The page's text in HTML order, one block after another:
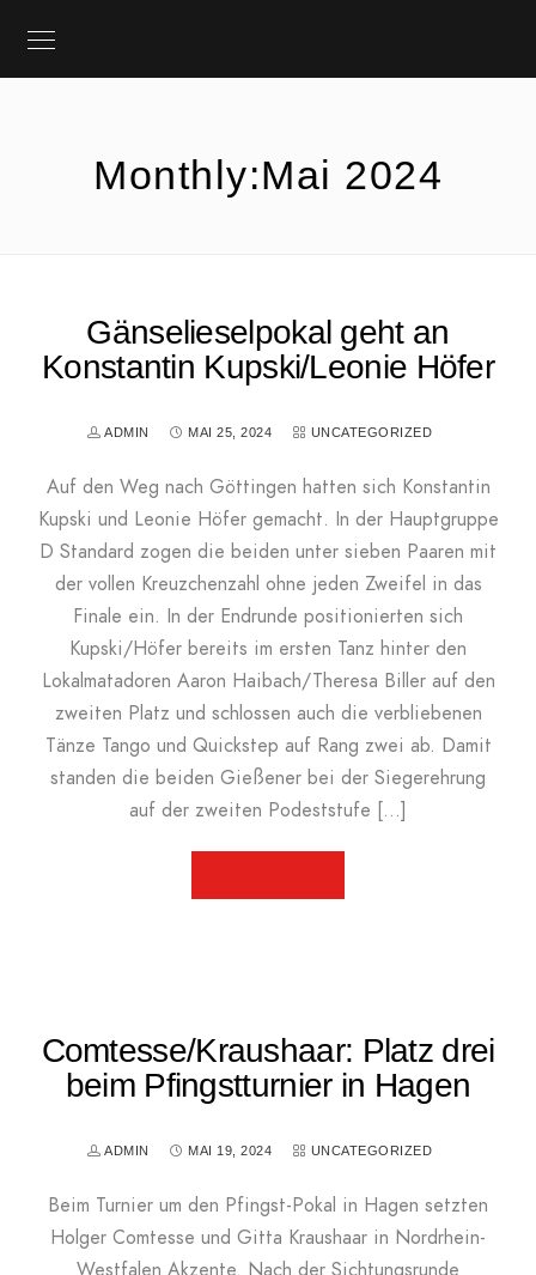
Monthly:Mai 2024
Gänselieselpokal geht an
Konstantin Kupski/Leonie Höfer
ADMIN MAI 25, 2024 UNCATEGORIZED
Auf den Weg nach Göttingen hatten sich Konstantin
Kupski und Leonie Höfer gemacht. In der Hauptgruppe
D Standard zogen die beiden unter sieben Paaren mit
der vollen Kreuzchenzahl ohne jeden Zweifel in das
Finale ein. In der Endrunde positionierten sich
Kupski/Höfer bereits im ersten Tanz hinter den
Lokalmatadoren Aaron Haibach/Theresa Biller auf den
zweiten Platz und schlossen auch die verbliebenen
Tänze Tango und Quickstep auf Rang zwei ab. Damit
standen die beiden Gießener bei der Siegerehrung
auf der zweiten Podeststufe […]
Comtesse/Kraushaar: Platz drei
beim Pfingstturnier in Hagen
ADMIN MAI 19, 2024 UNCATEGORIZED
Beim Turnier um den Pfingst-Pokal in Hagen setzten
Holger Comtesse und Gitta Kraushaar in Nordrhein-